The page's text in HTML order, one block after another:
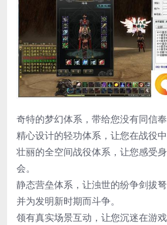
奇特的梦幻体系，带给您没有同信奉
精心设计的轻功体系，让您在战役中
壮丽的全空间战役体系，让您感受
会。
静态营垒体系，让浊世的纷争剑拔
并为发明新时期而斗争。
领有真实场景互动，让您沉迷在游